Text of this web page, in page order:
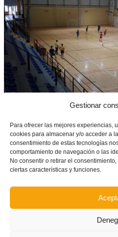
Gestionar
Para ofrecer las mejores experiencias,
cookies para almacenar y/o acceder a
consentimiento de estas tecnologías
comportamiento de navegación o las
No consentir o retirar el
ciertas características y funciones.
| FUTSAL | L’Olleria será sede de la